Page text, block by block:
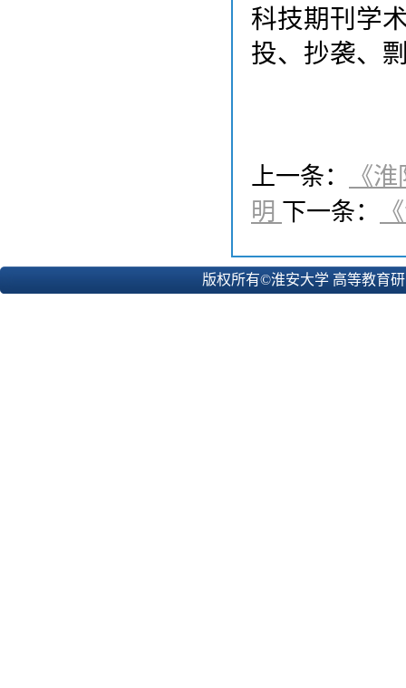
科技期刊学
投、抄袭、
上一条：
《
明 下一条：
版权所有©淮安大学 高等教育